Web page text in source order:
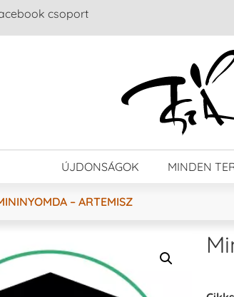
csoport
ÚJDONSÁGOK MINDEN
– ARTEMISZ